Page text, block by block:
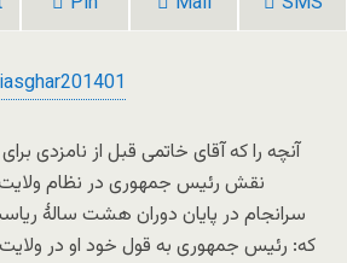
آنچه را که آقای خاتمی قبل از نامزدی
نقش رئیس جمهوری در نظام
سرانجام در پایان دوران هشت سالهٔ
که: رئیس جمهوری به قول خود او در